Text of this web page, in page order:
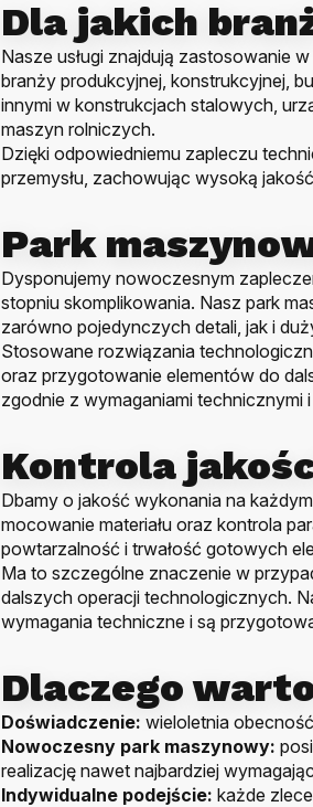
Dla jakich
Nasze usługi znajdują zastosowanie
branży produkcyjnej, konstrukcyjnej,
innymi w konstrukcjach stalowych,
maszyn rolniczych.
Dzięki odpowiedniemu zapleczu
przemysłu, zachowując wysoką
Park
Dysponujemy nowoczesnym
stopniu skomplikowania. Nasz park
zarówno pojedynczych detali, jak i
Stosowane rozwiązania
oraz przygotowanie elementów do
zgodnie z wymaganiami technicznymi
Kontrola
Dbamy o jakość wykonania na
mocowanie materiału oraz kontrola
powtarzalność i trwałość gotowych
Ma to szczególne znaczenie w
dalszych operacji technologicznych.
wymagania techniczne i są
Dlaczego
Doświadczenie: wieloletnia
Nowoczesny park maszynowy:
realizację nawet najbardziej
Indywidualne podejście: każde